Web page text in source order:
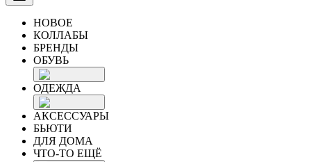
НОВОЕ
КОЛЛАБЫ
БРЕНДЫ
ОБУВЬ
ОДЕЖДА
АКСЕССУАРЫ
БЬЮТИ
ДЛЯ ДОМА
ЧТО-ТО ЕЩЁ